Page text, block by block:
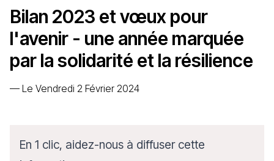
Bilan 2023 et vœux pour
l'avenir - une année marquée
par la solidarité et la résilience
— Le Vendredi 2 Février 2024
En 1 clic, aidez-nous à diffuser cette